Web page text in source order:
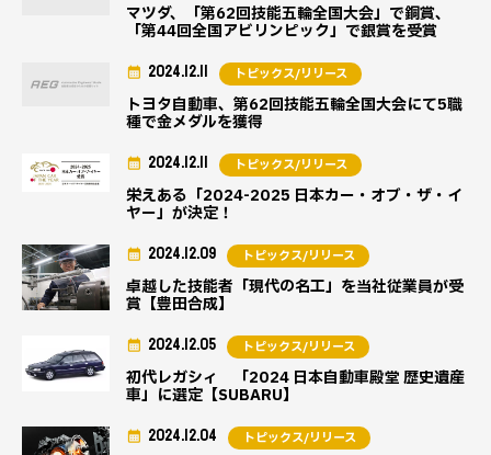
マツダ、「第62回技能五輪全国大会」で銅賞、
「第44回全国アビリンピック」で銀賞を受賞
トヨタ自動車、第62回技能五輪全国大会にて5職
種で金メダルを獲得
2024.12.11 トピックス/リリース
栄えある「2024-2025 日本カー・オブ・ザ・イ
ヤー」が決定！
2024.12.11 トピックス/リリース
卓越した技能者「現代の名工」を当社従業員が受
賞【豊田合成】
2024.12.09 トピックス/リリース
初代レガシィ 「2024 日本自動車殿堂 歴史遺産
車」に選定【SUBARU】
2024.12.05 トピックス/リリース
2024.12.04 トピックス/リリース